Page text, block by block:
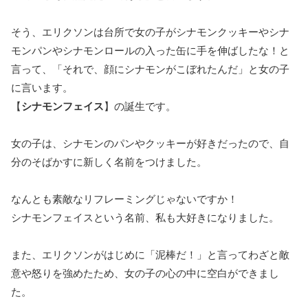
そう、エリクソンは台所で女の子がシナモンクッキーやシナ
モンパンやシナモンロールの入った缶に手を伸ばしたな！と
言って、「それで、顔にシナモンがこぼれたんだ」と女の子
に言います。
【シナモンフェイス】の誕生です。
女の子は、シナモンのパンやクッキーが好きだったので、自
分のそばかすに新しく名前をつけました。
なんとも素敵なリフレーミングじゃないですか！
シナモンフェイスという名前、私も大好きになりました。
また、エリクソンがはじめに「泥棒だ！」と言ってわざと敵
意や怒りを強めたため、女の子の心の中に空白ができまし
た。